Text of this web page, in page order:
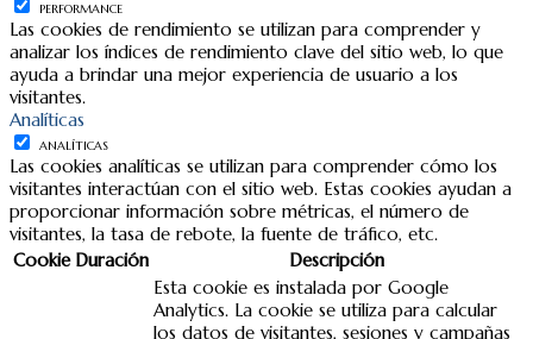
PERFORMANCE
Las cookies de rendimiento se utilizan para comprender y
analizar los índices de rendimiento clave del sitio web, lo que
ayuda a brindar una mejor experiencia de usuario a los
visitantes.
Analíticas
ANALÍTICAS
Las cookies analíticas se utilizan para comprender cómo los
visitantes interactúan con el sitio web. Estas cookies ayudan a
proporcionar información sobre métricas, el número de
visitantes, la tasa de rebote, la fuente de tráfico, etc.
Cookie Duración
Descripción
Esta cookie es instalada por Google
Analytics. La cookie se utiliza para calcular
los datos de visitantes, sesiones y campañas